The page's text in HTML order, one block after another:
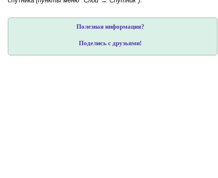
Полезная информация?
Поделись с друзьями!